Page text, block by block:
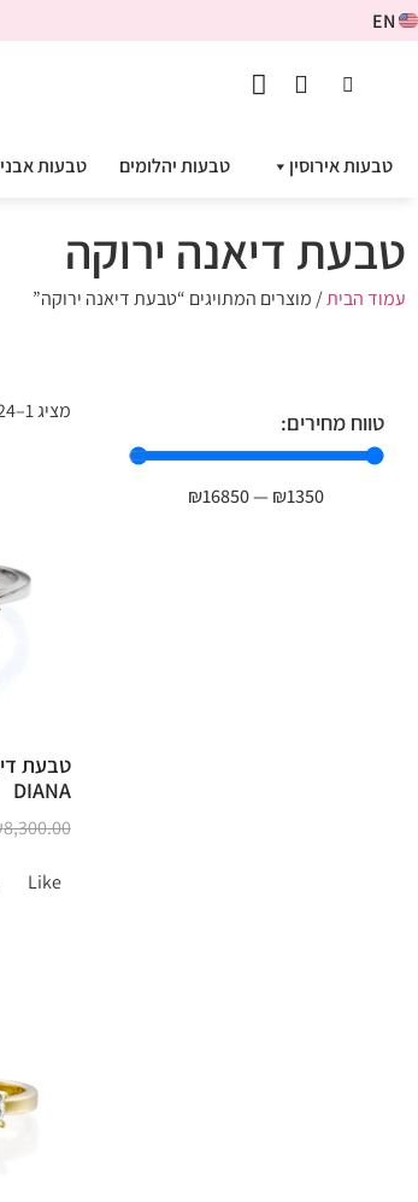
EN
טבעות אירוסין טבעות יהלומים טבעות
טבעת דיאנה ירוקה
עמוד הבית/ מוצרים המתויגים “טבעת דיאנה ירוקה”
טווח מחירים:
₪1350
—
₪16850
מציג 1–24 מתוך 54 תוצאות
טבעת
DIANA
8,300.00
Like